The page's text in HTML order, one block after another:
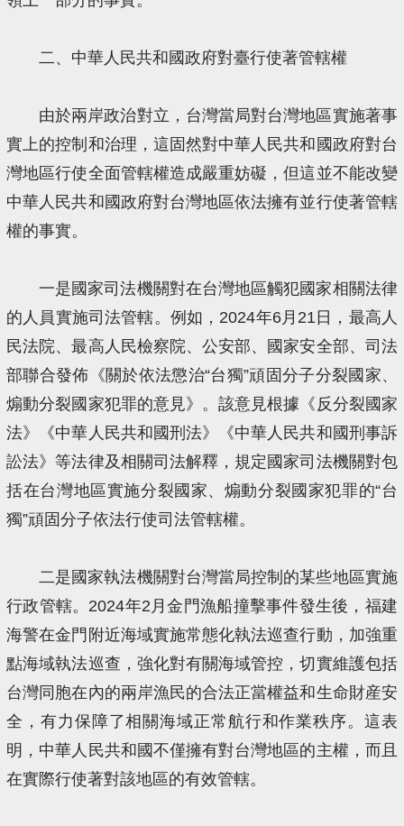
二、中華人民共和國政府對臺行使著管轄權
由於兩岸政治對立，台灣當局對台灣地區實施著事
實上的控制和治理，這固然對中華人民共和國政府對台
灣地區行使全面管轄權造成嚴重妨礙，但這並不能改變
中華人民共和國政府對台灣地區依法擁有並行使著管轄
權的事實。
一是國家司法機關對在台灣地區觸犯國家相關法律
的人員實施司法管轄。例如，2024年6月21日，最高人
民法院、最高人民檢察院、公安部、國家安全部、司法
部聯合發佈《關於依法懲治“台獨”頑固分子分裂國家、
煽動分裂國家犯罪的意見》。該意見根據《反分裂國家
法》《中華人民共和國刑法》《中華人民共和國刑事訴
訟法》等法律及相關司法解釋，規定國家司法機關對包
括在台灣地區實施分裂國家、煽動分裂國家犯罪的“台
獨”頑固分子依法行使司法管轄權。
二是國家執法機關對台灣當局控制的某些地區實施
行政管轄。2024年2月金門漁船撞擊事件發生後，福建
海警在金門附近海域實施常態化執法巡查行動，加強重
點海域執法巡查，強化對有關海域管控，切實維護包括
台灣同胞在內的兩岸漁民的合法正當權益和生命財産安
全，有力保障了相關海域正常航行和作業秩序。這表
明，中華人民共和國不僅擁有對台灣地區的主權，而且
在實際行使著對該地區的有效管轄。